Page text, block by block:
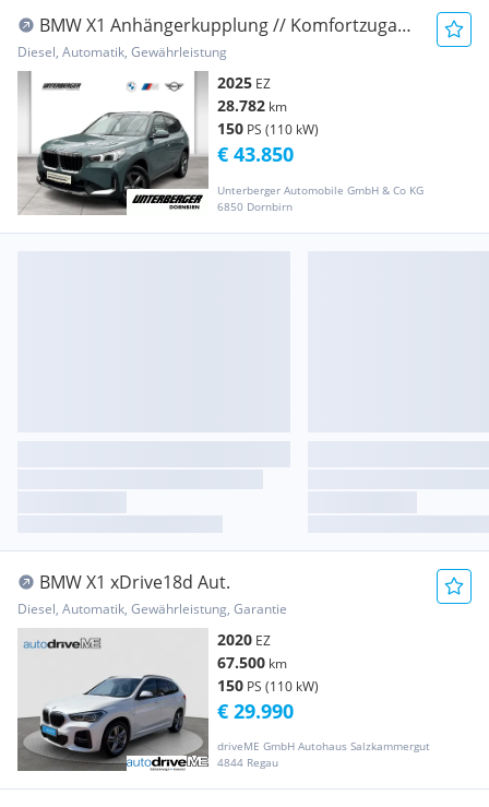
BMW X1 Anhängerkupplung // Komfortzugang
// adapt. ...
Diesel, Automatik, Gewährleistung
2025 EZ
28.782 km
150 PS (110 kW)
Unterberger Automobile GmbH & Co KG
6850 Dornbirn
€ 43.850
BMW X1 xDrive18d Aut.
Diesel, Automatik, Gewährleistung, Garantie
2020 EZ
67.500 km
150 PS (110 kW)
driveME GmbH Autohaus Salzkammergut
4844 Regau
€ 29.990